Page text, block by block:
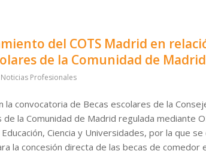
del COTS Madrid en
de la Comunidad de Madrid
Noticias Profesionales
la convocatoria de Becas escolares de la
de la Comunidad de Madrid regulada mediante
Ciencia y Universidades, por la que
la concesión directa de las becas de